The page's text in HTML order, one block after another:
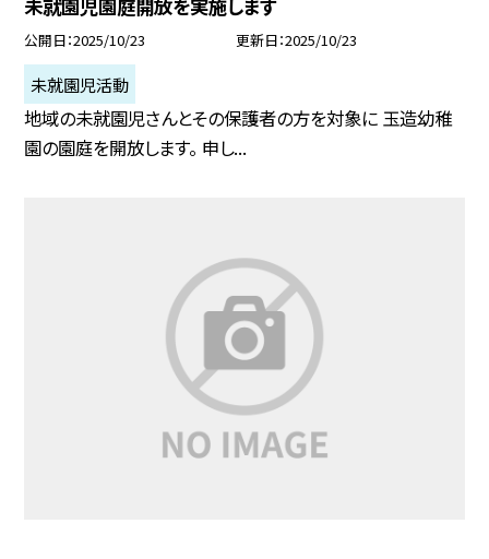
未就園児園庭開放を実施します
公開日 2025/10/23 更新日 2025/10/23
未就園児活動
地域の未就園児さんとその保護者の方を対象に 玉造幼稚
園の園庭を開放します。 申し...